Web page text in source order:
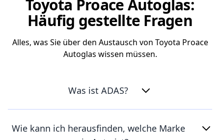
Toyota Proace Autoglas:
Häufig gestellte Fragen
Alles, was Sie über den Austausch von Toyota Proace
Autoglas wissen müssen.
Was ist ADAS?
Wie kann ich herausfinden, welche Marke